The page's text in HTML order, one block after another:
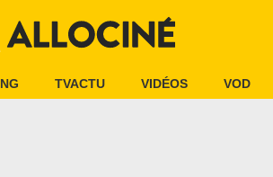
TVACTU VIDÉOS VOD